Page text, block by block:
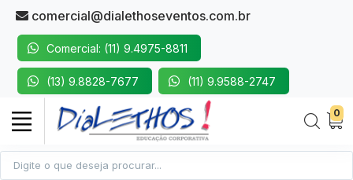
comercial@dialethoseventos.com.br
Comercial: (11) 9.4975-8811
(13) 9.8828-7677 (11) 9.9588-2747
0